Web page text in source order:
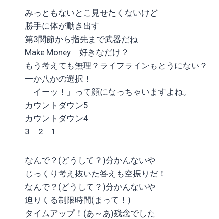
みっともないとこ見せたくないけど
勝手に体が動き出す
第3関節から指先まで武器だね
Make Money 好きなだけ？
もう考えても無理？ライフラインもとうにない？
一か八かの選択！
「イーッ！」って顔になっちゃいますよね。
カウントダウン5
カウントダウン4
3 2 1
なんで？(どうして？)分かんないや
じっくり考え抜いた答えも空振りだ！
なんで？(どうして？)分かんないや
迫りくる制限時間(まって！)
タイムアップ！(あ～あ)残念でした